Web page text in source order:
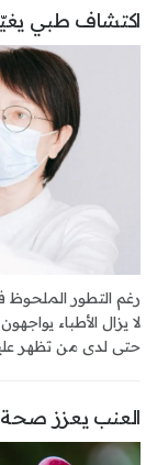
اكتشاف طبي يغيّر
رغم التطور الملحوظ
لا يزال الأطباء
حتى لدى من تظهر
العنب يعزز